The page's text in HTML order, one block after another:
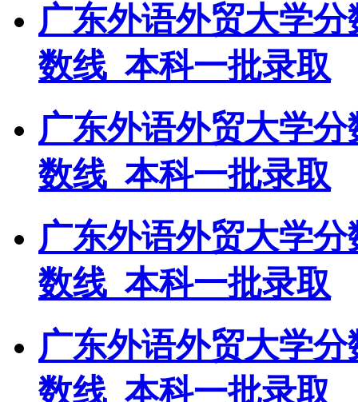
广东外语外贸大学
数线_本科一批录取
广东外语外贸大学
数线_本科一批录取
广东外语外贸大学
数线_本科一批录取
广东外语外贸大学
数线_本科一批录取